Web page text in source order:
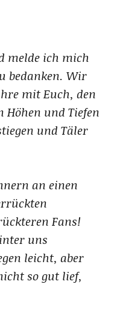
melde ich mich
bedanken. Wir
mit Euch, den
und Tiefen
und Täler
an einen
Fans!
uns
leicht, aber
so gut lief,